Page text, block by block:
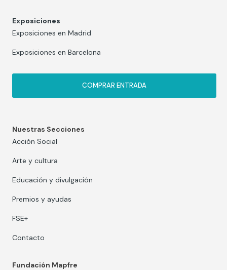
Exposiciones
Exposiciones en Madrid
Exposiciones en Barcelona
COMPRAR ENTRADA
Nuestras Secciones
Acción Social
Arte y cultura
Educación y divulgación
Premios y ayudas
FSE+
Contacto
Fundación Mapfre